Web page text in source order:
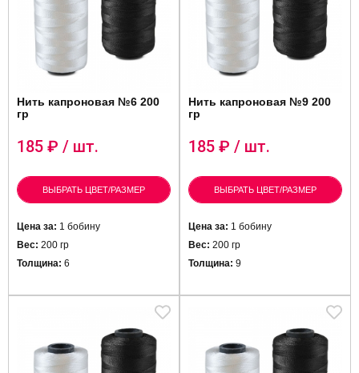
Нить капроновая №6 200
гр
185 ₽ / шт.
ВЫБРАТЬ ЦВЕТ/РАЗМЕР
Цена за: 1 бобину
Вес: 200 гр
Толщина: 6
Нить капроновая №9 200
гр
185 ₽ / шт.
ВЫБРАТЬ ЦВЕТ/РАЗМЕР
Цена за: 1 бобину
Вес: 200 гр
Толщина: 9